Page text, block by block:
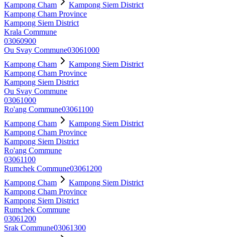
Kampong Cham
Kampong Siem District
Kampong Cham Province
Kampong Siem District
Krala Commune
03060900
Ou Svay Commune03061000
Kampong Cham
Kampong Siem District
Kampong Cham Province
Kampong Siem District
Ou Svay Commune
03061000
Ro'ang Commune03061100
Kampong Cham
Kampong Siem District
Kampong Cham Province
Kampong Siem District
Ro'ang Commune
03061100
Rumchek Commune03061200
Kampong Cham
Kampong Siem District
Kampong Cham Province
Kampong Siem District
Rumchek Commune
03061200
Srak Commune03061300